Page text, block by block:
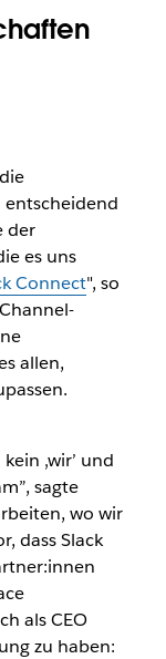
der
es uns
Connect", so
allen,
‚wir’ und
sagte
wo wir
dass Slack
als CEO
zu haben: